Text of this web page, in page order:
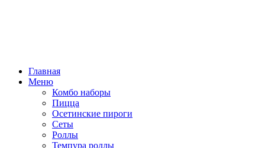
Главная
Меню
Комбо наборы
Пицца
Осетинские пироги
Сеты
Роллы
Темпура роллы